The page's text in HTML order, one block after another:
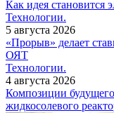
Как идея становится
Технологии.
5 августа 2026
«Прорыв» делает
ОЯТ
Технологии.
4 августа 2026
Композиции
жидкосолевого